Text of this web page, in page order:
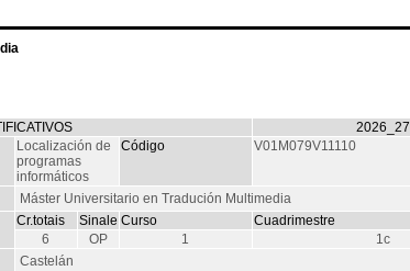
2026_27
Localización de
programas
informáticos
Código V01M079V11110
Máster Universitario en Tradución Multimedia
Cr.totais Sinale Curso
Cuadrimestre
6
OP 1
1c
Castelán